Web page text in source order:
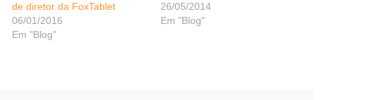
de diretor da FoxTablet
06/01/2016
Em "Blog"
26/05/2014
Em "Blog"